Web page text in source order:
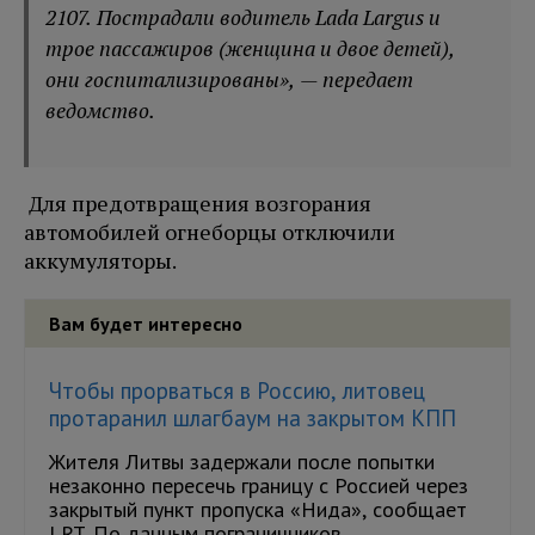
2107. Пострадали водитель Lada Largus и
трое пассажиров (женщина и двое детей),
они госпитализированы», — передает
ведомство.
Для предотвращения возгорания
автомобилей огнеборцы отключили
аккумуляторы.
Вам будет интересно
Чтобы прорваться в Россию, литовец
протаранил шлагбаум на закрытом КПП
Жителя Литвы задержали после попытки
незаконно пересечь границу с Россией через
закрытый пункт пропуска «Нида», сообщает